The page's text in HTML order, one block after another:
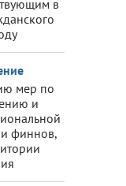
в
мер по
и
и финнов,